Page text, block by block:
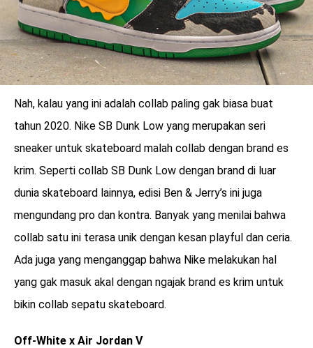
Nah, kalau yang ini adalah collab paling gak biasa buat
tahun 2020. Nike SB Dunk Low yang merupakan seri
sneaker untuk skateboard malah collab dengan brand es
krim. Seperti collab SB Dunk Low dengan brand di luar
dunia skateboard lainnya, edisi Ben & Jerry’s ini juga
mengundang pro dan kontra. Banyak yang menilai bahwa
collab satu ini terasa unik dengan kesan playful dan ceria.
Ada juga yang menganggap bahwa Nike melakukan hal
yang gak masuk akal dengan ngajak brand es krim untuk
bikin collab sepatu skateboard.
Off-White x Air Jordan V